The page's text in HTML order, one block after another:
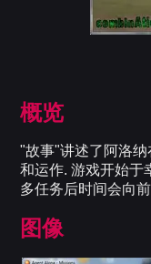
概览
"故事"讲述了阿洛
和运作. 游戏开始于
多任务后时间会向
图像